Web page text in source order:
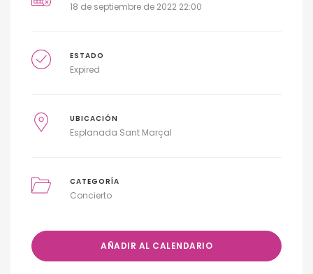
18 de septiembre de 2022 22:00
ESTADO
Expired
UBICACIÓN
Esplanada Sant Marçal
CATEGORÍA
Concierto
AÑADIR AL CALENDARIO